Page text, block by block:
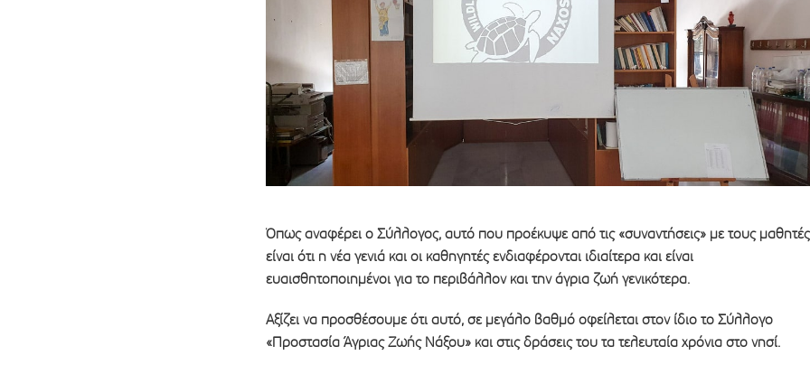
Όπως αναφέρει ο Σύλλογος, αυτό που προέκυψε από τις «συναντήσεις» με τους μαθητές
είναι ότι η νέα γενιά και οι καθηγητές ενδιαφέρονται ιδιαίτερα και είναι
ευαισθητοποιημένοι για το περιβάλλον και την άγρια ζωή γενικότερα.
Αξίζει να προσθέσουμε ότι αυτό, σε μεγάλο βαθμό οφείλεται στον ίδιο το Σύλλογο
«Προστασία Άγριας Ζωής Νάξου» και στις δράσεις του τα τελευταία χρόνια στο νησί.